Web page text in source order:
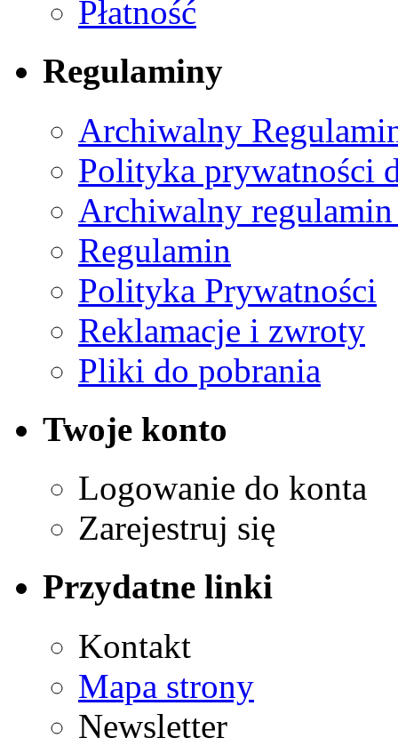
Płatność
Regulaminy
Archiwalny
Polityka prywatności
Archiwalny
Regulamin
Polityka Prywatności
Reklamacje i zwroty
Pliki do pobrania
Twoje konto
Logowanie do konta
Zarejestruj się
Przydatne linki
Kontakt
Mapa strony
Newsletter